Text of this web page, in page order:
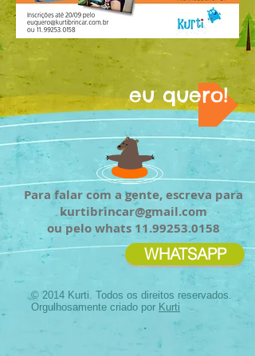
eu quero!
Para falar com a gente, escreva para
kurtibrincar@gmail.com
ou pelo whats 11.99253.0158
WHATSAPP
© 2014 Kurti. Todos os direitos reservados.
Orgulhosamente criado por Kurti